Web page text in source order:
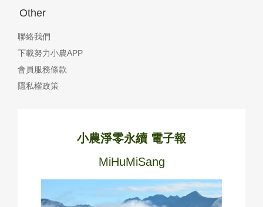
Other
聯絡我們
下載努力小農APP
會員服務條款
隱私權政策
小農淨零永續 電子報
MiHuMiSang